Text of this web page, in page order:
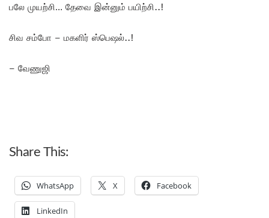
பலே முயற்சி… தேவை இன்னும் பயிற்சி..!
சிவ சம்போ – மகளிர் ஸ்பெஷல்..!
– வேணுஜி
Share This:
WhatsApp X Facebook
LinkedIn